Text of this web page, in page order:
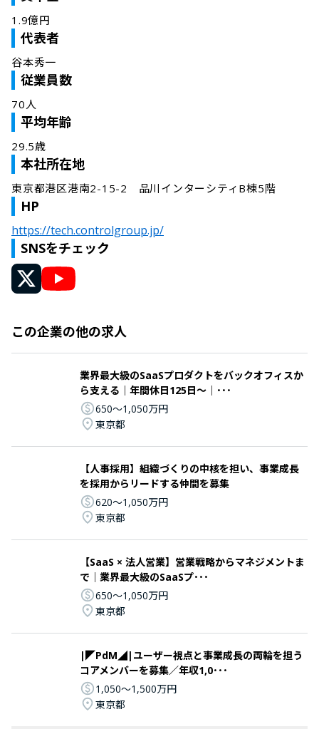
1.9億円
代表者
谷本秀一
従業員数
70人
平均年齢
29.5歳
本社所在地
東京都港区港南2-15-2　品川インターシティB棟5階
HP
https://tech.controlgroup.jp/
SNSをチェック
この企業の他の求人
業界最大級のSaaSプロダクトをバックオフィスか
ら支える｜年間休日125日～｜･･･
650〜1,050万円
東京都
【人事採用】組織づくりの中核を担い、事業成長
を採用からリードする仲間を募集
620〜1,050万円
東京都
【SaaS × 法人営業】営業戦略からマネジメントま
で｜業界最大級のSaaSプ･･･
650〜1,050万円
東京都
|◤PdM◢|ユーザー視点と事業成長の両輪を担う
コアメンバーを募集／年収1,0･･･
1,050〜1,500万円
東京都